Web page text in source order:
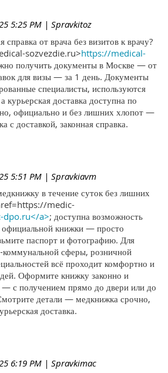
5:25 PM | Spravkitoz
справка от врача без визитов к врачу?
sozvezdie.ru>https://medical-
получить документы в Москве — от
для визы — за 1 день. Документы
специалисты, используются
курьерская доставка доступна по
официально и без лишних хлопот —
с доставкой, законная справка.
5:51 PM | Spravkiavm
в течение суток без лишних
medic-
dpo.ru</a>; доступна возможность
книжки — просто
паспорт и фотографию. Для
сферы, розничной
всё проходит комфортно и
Оформите книжку законно и
— с получением прямо до двери или до
детали — медкнижка срочно,
доставка.
6:19 PM | Spravkimac